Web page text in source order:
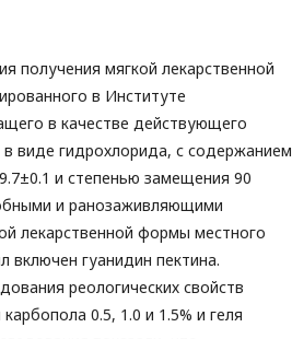
получения мягкой лекарственной
в Институте
в качестве действующего
виде гидрохлорида, с содержанием
и степенью замещения 90
и ранозаживляющими
лекарственной формы местного
включен гуанидин пектина.
реологических свойств
0.5, 1.0 и 1.5% и геля